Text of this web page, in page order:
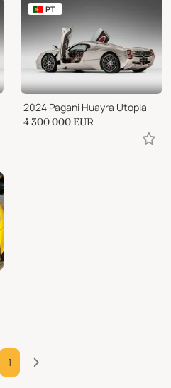
PT
2024 Pagani Huayra Utopia
4 300 000 EUR
1